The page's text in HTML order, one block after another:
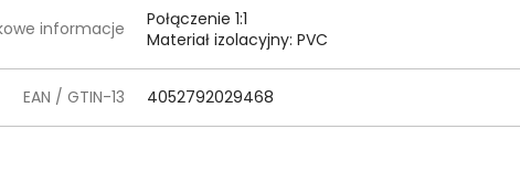
informacje
Połączenie 1:1
Materiał izolacyjny: PVC
EAN / GTIN-13 4052792029468